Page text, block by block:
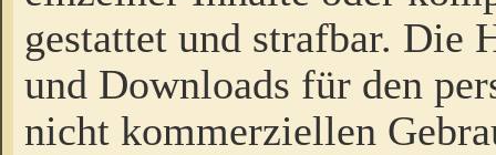
gestattet und strafbar. Die
und Downloads für den
nicht kommerziellen